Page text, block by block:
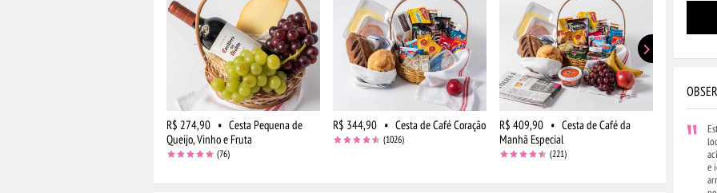
R$ 274,90 • Cesta Pequena de
Queijo, Vinho e Fruta
(76)
R$ 344,90 • Cesta de Café Coração
(1026)
R$ 409,90 • Cesta de Café da
Manhã Especial
(221)
R$ 449,90
Manhã
e